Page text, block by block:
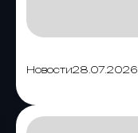
Новости28.07.2026